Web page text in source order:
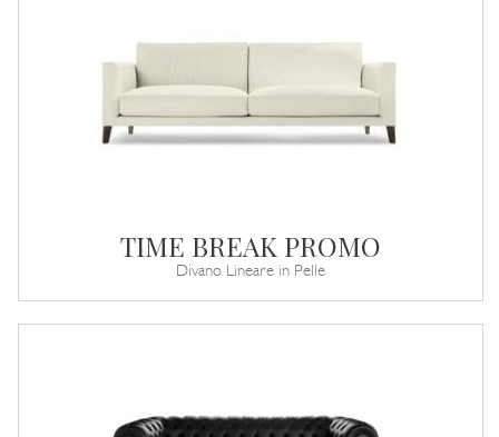
TIME BREAK PROMO
Divano Lineare in Pelle